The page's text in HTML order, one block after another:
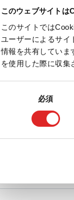
このウェブサイトは
このサイトでは
ユーザーによるサイ
情報を共有していま
を使用した際に収集
必須
スタンド,
93.838|
ス
(LxWxH)：
る。 チュー
比較